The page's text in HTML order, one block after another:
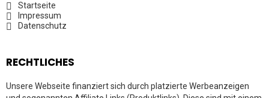
Startseite
Impressum
Datenschutz
RECHTLICHES
Unsere Webseite finanziert sich durch platzierte Werbeanzeigen